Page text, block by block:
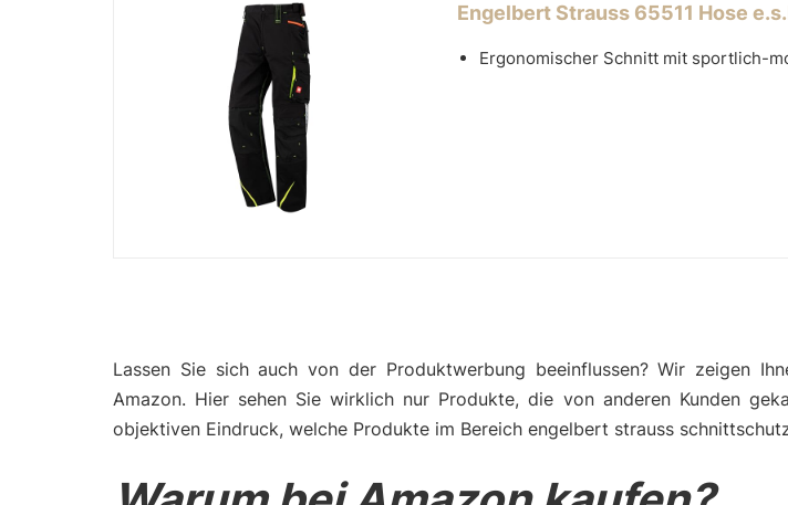
Engelbert Strauss 65511 Hose
Ergonomischer Schnitt mit sportlich-
Lassen Sie sich auch von der Produktwerbung beeinflussen? Wir zeigen
Amazon. Hier sehen Sie wirklich nur Produkte, die von anderen Kunden
objektiven Eindruck, welche Produkte im Bereich engelbert strauss